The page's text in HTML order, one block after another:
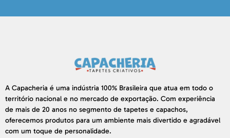
A Capacheria é uma indústria 100% Brasileira que atua em todo o
território nacional e no mercado de exportação. Com experiência
de mais de 20 anos no segmento de tapetes e capachos,
oferecemos produtos para um ambiente mais divertido e agradável
com um toque de personalidade.